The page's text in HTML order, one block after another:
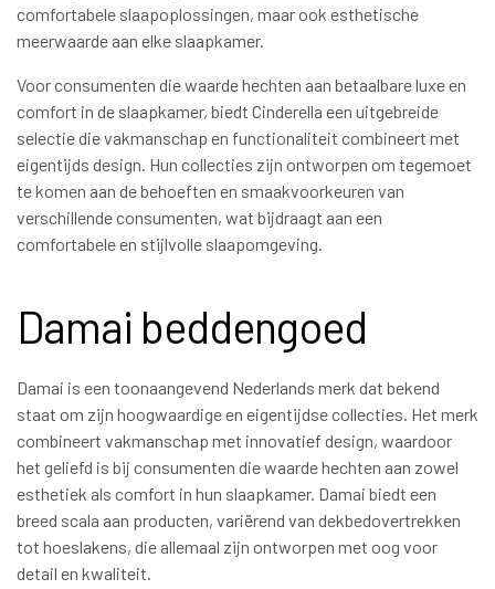
comfortabele slaapoplossingen, maar ook esthetische
meerwaarde aan elke slaapkamer.
Voor consumenten die waarde hechten aan betaalbare luxe en
comfort in de slaapkamer, biedt Cinderella een uitgebreide
selectie die vakmanschap en functionaliteit combineert met
eigentijds design. Hun collecties zijn ontworpen om tegemoet
te komen aan de behoeften en smaakvoorkeuren van
verschillende consumenten, wat bijdraagt aan een
comfortabele en stijlvolle slaapomgeving.
Damai beddengoed
Damai is een toonaangevend Nederlands merk dat bekend
staat om zijn hoogwaardige en eigentijdse collecties. Het merk
combineert vakmanschap met innovatief design, waardoor
het geliefd is bij consumenten die waarde hechten aan zowel
esthetiek als comfort in hun slaapkamer. Damai biedt een
breed scala aan producten, variërend van dekbedovertrekken
tot hoeslakens, die allemaal zijn ontworpen met oog voor
detail en kwaliteit.